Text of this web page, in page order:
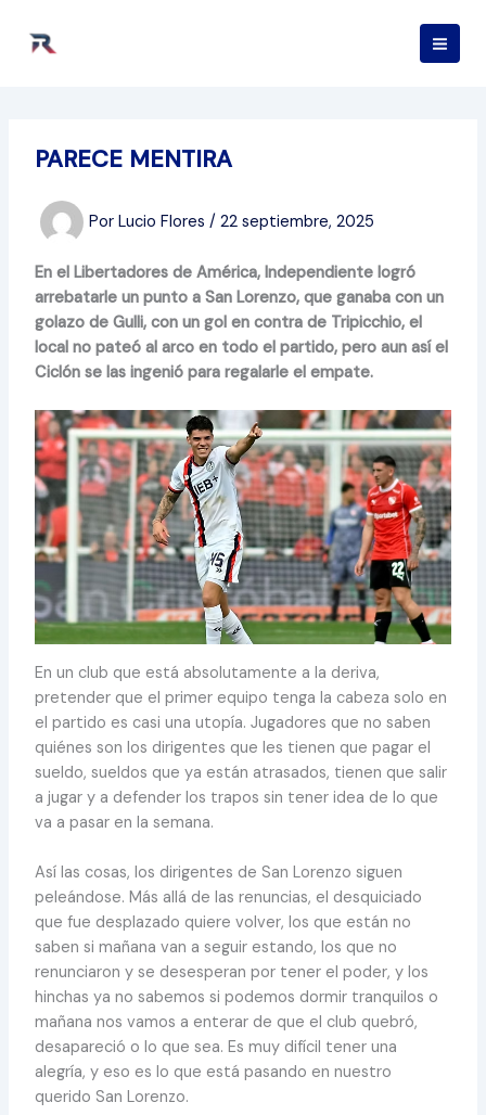
contenido
PARECE MENTIRA
Por Lucio Flores / 22 septiembre, 2025
En el Libertadores de América, Independiente logró
arrebatarle un punto a San Lorenzo, que ganaba con un
golazo de Gulli, con un gol en contra de Tripicchio, el
local no pateó al arco en todo el partido, pero aun así el
Ciclón se las ingenió para regalarle el empate.
En un club que está absolutamente a la deriva,
pretender que el primer equipo tenga la cabeza solo en
el partido es casi una utopía. Jugadores que no saben
quiénes son los dirigentes que les tienen que pagar el
sueldo, sueldos que ya están atrasados, tienen que salir
a jugar y a defender los trapos sin tener idea de lo que
va a pasar en la semana.
Así las cosas, los dirigentes de San Lorenzo siguen
peleándose. Más allá de las renuncias, el desquiciado
que fue desplazado quiere volver, los que están no
saben si mañana van a seguir estando, los que no
renunciaron y se desesperan por tener el poder, y los
hinchas ya no sabemos si podemos dormir tranquilos o
mañana nos vamos a enterar de que el club quebró,
desapareció o lo que sea. Es muy difícil tener una
alegría, y eso es lo que está pasando en nuestro
querido San Lorenzo.